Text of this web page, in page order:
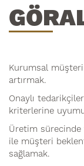
Kurumsal
artırmak.
Onaylı
kriterlerine
Üretim
ile müşteri
sağlamak.